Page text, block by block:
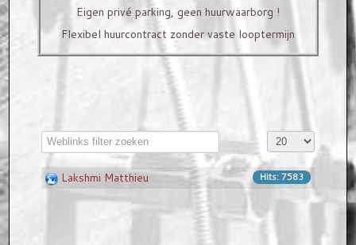
Harp toebehoren
HARPLES
CONTACT
Showroom
Weblinks
Eigen privé parking, geen huurwaarborg !
Flexibel huurcontract zonder vaste looptermijn
Hits: 7583
Lakshmi Matthieu